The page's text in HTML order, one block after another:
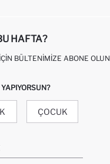
HAFTA?
BÜLTENIMIZE ABONE OLUN
ÇOCUK